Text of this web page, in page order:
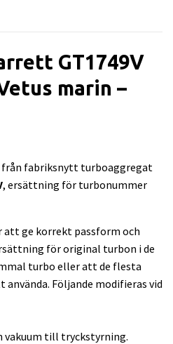
GT1749V
marin –
från fabriksnytt turboaggregat
, ersättning för turbonummer
ge korrekt passform och
för original turbon i de
turbo eller att de flesta
Följande modifieras vid
vakuum till tryckstyrning.